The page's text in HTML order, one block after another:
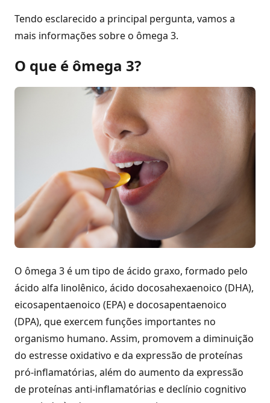
Tendo esclarecido a principal pergunta, vamos a
mais informações sobre o ômega 3.
O que é ômega 3?
O ômega 3 é um tipo de ácido graxo, formado pelo
ácido alfa linolênico, ácido docosahexaenoico (DHA),
eicosapentaenoico (EPA) e docosapentaenoico
(DPA), que exercem funções importantes no
organismo humano. Assim, promovem a diminuição
do estresse oxidativo e da expressão de proteínas
pró-inflamatórias, além do aumento da expressão
de proteínas anti-inflamatórias e declínio cognitivo